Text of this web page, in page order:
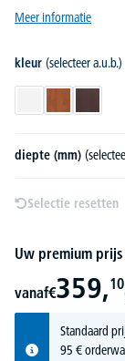
Meer informatie
kleur (selecteer a.u.b.)
diepte (mm)
Selectie resetten
Uw premium
vanaf€359,10
Standaard
95 €